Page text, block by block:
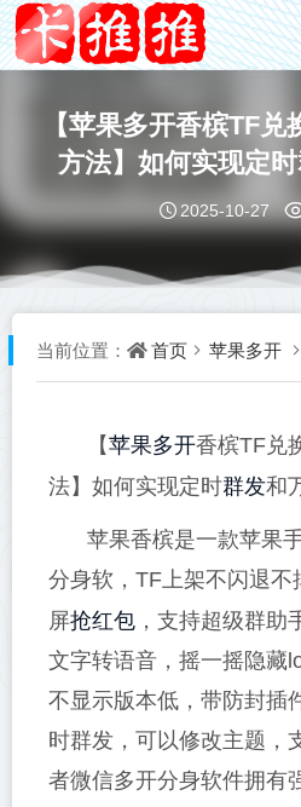
【苹果多开香槟TF
方法】如何实现定
2025-10-27
当前位置： 首页 苹果多开
【苹果多开香槟TF兑
法】如何实现定时群发和
苹果香槟是一款苹果
分身软，TF上架不闪退
屏抢红包 ，支持超级群助
文字转语音，摇一摇隐藏
不显示版本低，带防封插
时群发，可以修改主题，
者微信多开分身软件拥有